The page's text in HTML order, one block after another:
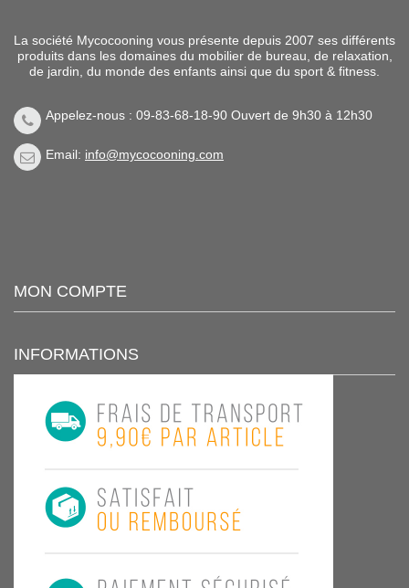
La société Mycocooning vous présente depuis 2007 ses différents
produits dans les domaines du mobilier de bureau, de relaxation,
de jardin, du monde des enfants ainsi que du sport & fitness.
Appelez-nous : 09-83-68-18-90 Ouvert de 9h30 à 12h30
Email: info@mycocooning.com
MON COMPTE
INFORMATIONS